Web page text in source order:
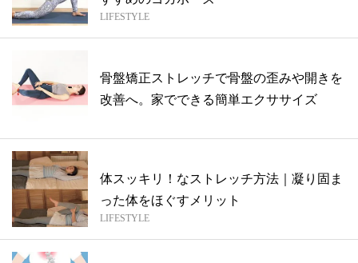
LIFESTYLE
骨盤矯正ストレッチで骨盤の歪みや開きを
改善へ。家でできる簡単エクササイズ
体スッキリ！なストレッチ方法｜凝り固ま
った体をほぐすメリット
LIFESTYLE